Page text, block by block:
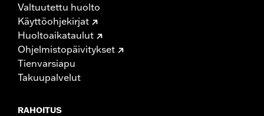
Valtuutettu huolto
Käyttöohjekirjat
Huoltoaikataulut
Ohjelmistopäivitykset
Tienvarsiapu
Takuupalvelut
RAHOITUS